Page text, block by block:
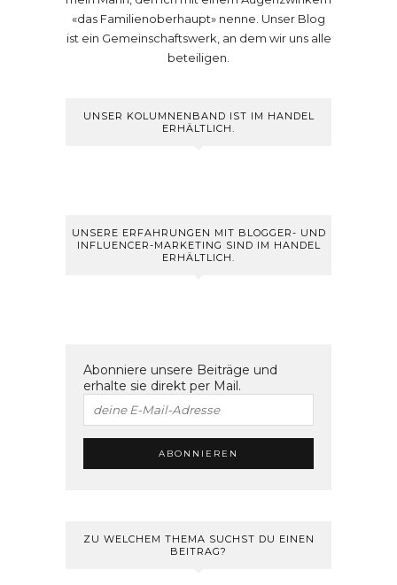
«das Familienoberhaupt» nenne. Unser Blog
ist ein Gemeinschaftswerk, an dem wir uns alle
beteiligen.
UNSER KOLUMNENBAND IST IM HANDEL
ERHÄLTLICH.
UNSERE ERFAHRUNGEN MIT BLOGGER- UND
INFLUENCER-MARKETING SIND IM HANDEL
ERHÄLTLICH.
Abonniere unsere Beiträge und
erhalte sie direkt per Mail.
ZU WELCHEM THEMA SUCHST DU EINEN
BEITRAG?